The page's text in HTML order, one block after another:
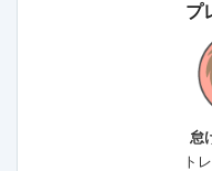
プ
怠
ト